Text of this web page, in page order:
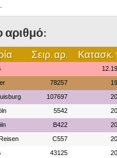
αριθμό:
Σειρ. αρ. Κατασκ.
78257
107697
5542
B422
C557
43125